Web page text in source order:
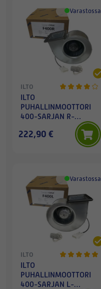
Varastossa
ILTO
ILTO
PUHALLINMOOTTORI
400-SARJAN R-
MALLIN TULO/POISTO
222,90 €
Varastossa
ILTO
ILTO
PUHALLINMOOTTORI
400-SARJAN L-